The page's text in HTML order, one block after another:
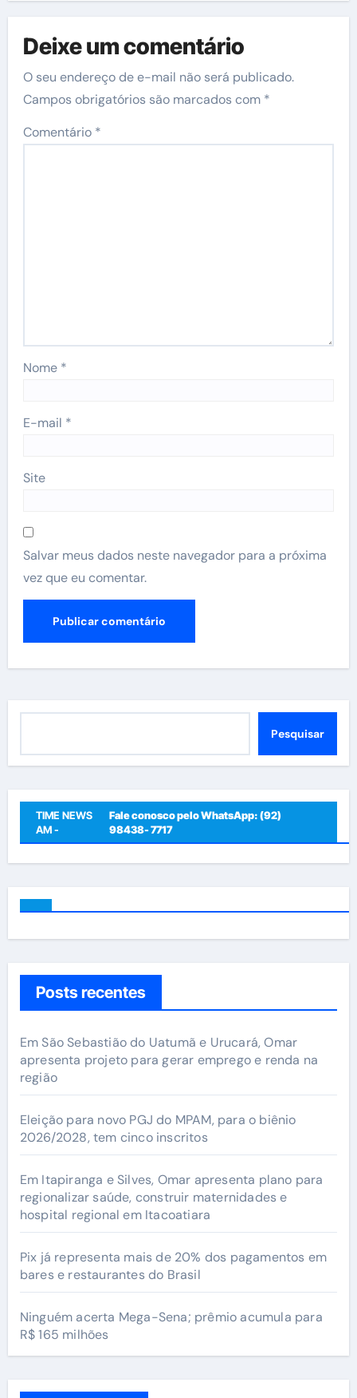
Deixe um comentário
O seu endereço de e-mail não será publicado.
Campos obrigatórios são marcados com *
Comentário *
Nome *
E-mail *
Site
Salvar meus dados neste navegador para a próxima
vez que eu comentar.
Pesquisar
TIME NEWS
AM -
Fale conosco pelo WhatsApp: (92)
98438- 7717
Posts recentes
Em São Sebastião do Uatumã e Urucará, Omar
apresenta projeto para gerar emprego e renda na
região
Eleição para novo PGJ do MPAM, para o biênio
2026/2028, tem cinco inscritos
Em Itapiranga e Silves, Omar apresenta plano para
regionalizar saúde, construir maternidades e
hospital regional em Itacoatiara
Pix já representa mais de 20% dos pagamentos em
bares e restaurantes do Brasil
Ninguém acerta Mega-Sena; prêmio acumula para
R$ 165 milhões